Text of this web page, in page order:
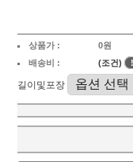
상품가 :
0원
배송비 :
(조건) !
길이및포장